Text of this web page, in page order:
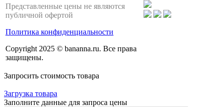
Представленные цены не являются
публичной офертой
Политика конфиденциальности
Copyright 2025 © bananna.ru. Все права
защищены.
Запросить стоимость товара
Загрузка товара
Заполните данные для запроса цены